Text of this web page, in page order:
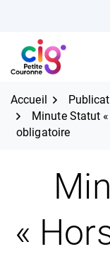
contenu
CIG Petite
Accueil
Minute Statut
obligatoire
«